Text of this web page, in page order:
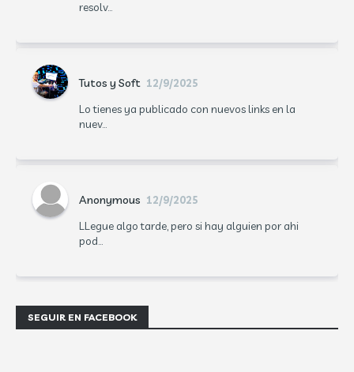
resolv...
Tutos y Soft 12/9/2025
Lo tienes ya publicado con nuevos links en la
nuev...
Anonymous 12/9/2025
LLegue algo tarde, pero si hay alguien por ahi
pod...
SEGUIR EN FACEBOOK